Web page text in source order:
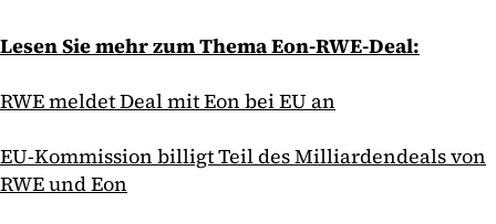
Lesen Sie mehr zum Thema Eon-RWE-Deal:
RWE meldet Deal mit Eon bei EU an
EU-Kommission billigt Teil des Milliardendeals von
RWE und Eon